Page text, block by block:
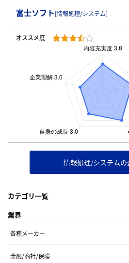
富士ソフト[情報処理/システム]
オススメ度
情報処理/システムの
カテゴリ一覧
業界
各種メーカー
金融/商社/保険